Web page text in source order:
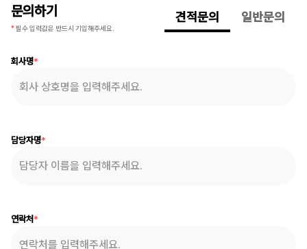
문의하기
*필수 입력값은 반드시 기입해주세요.
견적문의 일반문의
회사명*
담당자명*
연락처 *